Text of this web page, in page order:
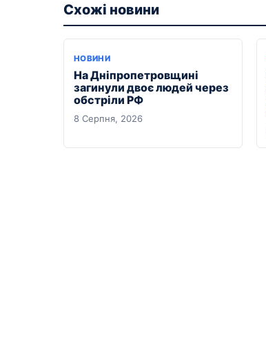
Схожі новини
НОВИНИ
На Дніпропетровщині
загинули двоє людей через
обстріли РФ
8 Серпня, 2026